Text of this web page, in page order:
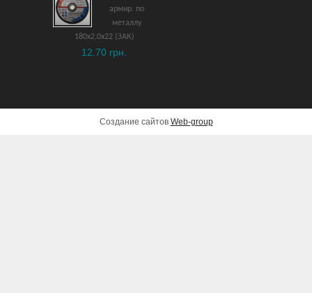
армир. по
металлу
180х2,0х22 (ЗАК)
12.70 грн.
Создание сайтов Web-group